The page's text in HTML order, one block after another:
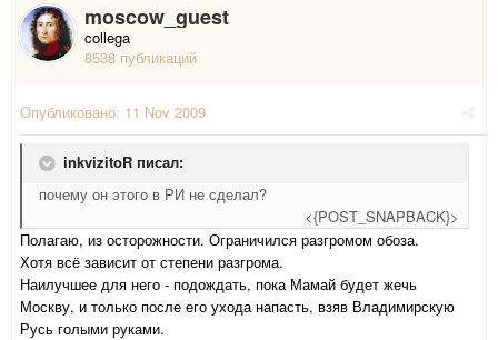
moscow_guest
collega
8538 публикаций
Опубликовано: 11 Nov 2009
inkvizitoR писал:
почему он этого в РИ не сделал?
<{POST_SNAPBACK}>
Полагаю, из осторожности. Ограничился разгромом обоза.
Хотя всё зависит от степени разгрома.
Наилучшее для него - подождать, пока Мамай будет жечь
Москву, и только после его ухода напасть, взяв Владимирскую
Русь голыми руками.